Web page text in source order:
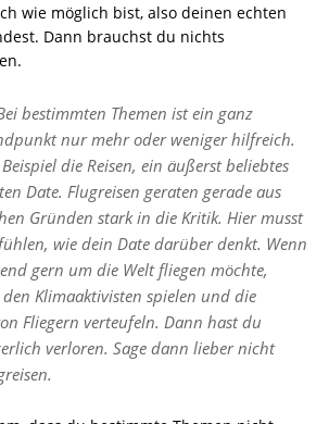
wie möglich bist, also deinen echten
Dann brauchst du nichts
bestimmten Themen ist ein ganz
nur mehr oder weniger hilfreich.
die Reisen, ein äußerst beliebtes
Date. Flugreisen geraten gerade aus
Gründen stark in die Kritik. Hier musst
wie dein Date darüber denkt. Wenn
gern um die Welt fliegen möchte,
Klimaaktivisten spielen und die
Fliegern verteufeln. Dann hast du
verloren. Sage dann lieber nicht